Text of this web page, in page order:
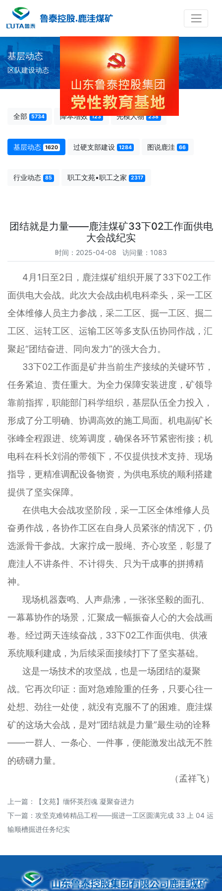
基层动态
区队建设动态
全部 5734 降本增效 123 先模人物 238
基层动态 1620 过硬支部建设 1284 图说鹿洼 66
行业动态 85 职工文苑•职工之家 2317
团结就是力量——鹿洼煤矿33下02工作面供电
大会战纪实
时间：2025-04-08 访问量：1083
4月1日至2日，鹿洼煤矿组织开展了33下02工作
面供电大会战。此次大会战由机电科牵头，采一工区
全体维修人员主力参战，采二工区、掘一工区、掘二
工区、运转工区、运输工区等多支队伍协同作战，汇
聚起“团结奋进、同向发力”的强大合力。
33下02工作面是矿井当前生产接续的关键环节，
任务紧迫、责任重大。为全力保障安装进度，矿领导
靠前指挥，职能部门科学组织，基层队伍全力投入，
形成了分工明确、协调高效的施工局面。机电副矿长
张峰全程跟进、统筹调度，确保各环节紧密衔接；机
电科在科长刘涓的带领下，不仅提供技术支持、现场
指导，更精准调配设备物资，为供电系统的顺利搭建
提供了坚实保障。
在供电大会战攻坚阶段，采一工区全体维修人员
奋勇作战，各协作工区在自身人员紧张的情况下，仍
选派骨干参战。大家拧成一股绳、齐心攻坚，彰显了
鹿洼人不讲条件、不计得失、只为干成事的拼搏精
神。
现场机器轰鸣、人声鼎沸，一张张坚毅的面孔、
一幕幕协作的场景，汇聚成一幅振奋人心的大会战画
卷。经过两天连续奋战，33下02工作面供电、供液
系统顺利建成，为后续采面接续打下了坚实基础。
这是一场技术的攻坚战，也是一场团结的凝聚
战。它再次印证：面对急难险重的任务，只要心往一
处想、劲往一处使，就没有克服不了的困难。鹿洼煤
矿的这场大会战，是对“团结就是力量”最生动的诠释
——一群人、一条心、一件事，便能激发出战无不胜
的磅礴力量。
（孟祥飞）
上一篇：
【文苑】缅怀英烈魂 凝聚奋进力
下一篇： 攻坚克难铸精品工程——掘进一工区圆满完成 33 上 04 运
输顺槽掘进任务纪实